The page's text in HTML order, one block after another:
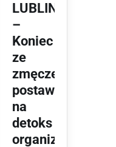
LUBLIN
–
Koniec
ze
zmęczeniem,
postaw
na
detoks
organizmu!